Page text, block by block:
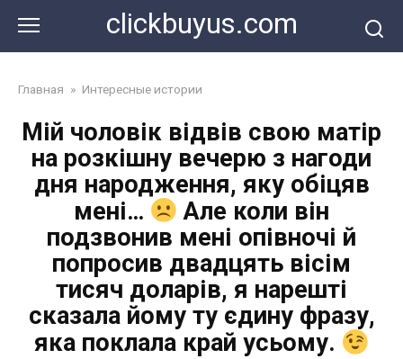
контенту
clickbuyus.com
Главная » Интересные истории
Мій чоловік відвів свою матір
на розкішну вечерю з нагоди
дня народження, яку обіцяв
мені…
Але коли він
подзвонив мені опівночі й
попросив двадцять вісім
тисяч доларів, я нарешті
сказала йому ту єдину фразу,
яка поклала край усьому.